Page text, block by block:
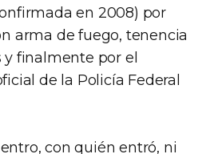
en 2008) por
arma de fuego, tenencia
finalmente por el
de la Policía Federal
con quién entró, ni